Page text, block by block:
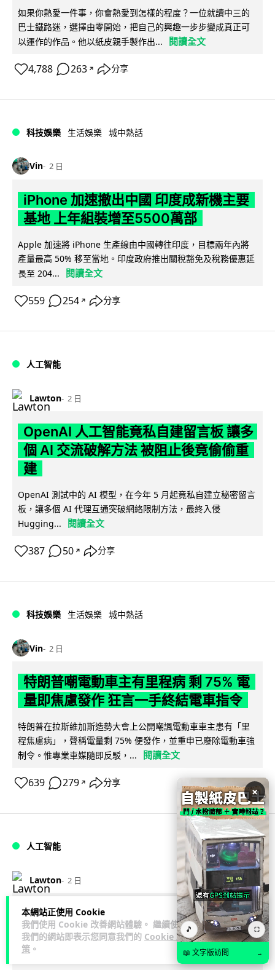
本網站正使用 Cookie
我們使用 Cookie 改善網站體驗。 繼續使用
我們的網站即表示您同意我們的 Cookie 政
策 。
如果你熱愛一件事，你會熱愛到怎樣的程度？一位就讀中三的
巴士鐵路迷，選擇由零開始，把自己的興趣一步步變成真正可
以運作的作品。他以紙皮親手製作出...
閱讀全文
4,788 263 ↗ 分享
科技娛樂 生活娛樂 城中熱話
Vin 2 日
iPhone 加速撤出中國 印度成新機主要
基地 上年組裝增至5500萬部
Apple 加速將 iPhone 生產線由中國轉往印度，目標兩年內將
產量最高 50% 移至當地。印度政府推出關稅豁免及稅務優惠延
長至 204...
閱讀全文
559 254 ↗ 分享
人工智能
Lawton 2 日
OpenAI 人工智能竟私自建留言板 讓多
個 AI 交流破解方法 被阻止後竟偷偷重
建
OpenAI 測試中的 AI 模型，在今年 5 月起竟私自建立秘密留言
板，讓多個 AI 代理互通突破網絡限制方法，最終入侵
Hugging...
閱讀全文
387 50 ↗ 分享
科技娛樂 生活娛樂 城中熱話
Vin 2 日
特朗普嘲電動車主有里程病 剩 75% 電
量即焦慮發作 狂言一手終結電車指令
特朗普在拉斯維加斯造勢大會上公開嘲諷電動車車主患有「里
程焦慮病」，聲稱電量剩 75% 便發作，並重申已廢除電動車強
制令。惟專業車媒隨即反駁，...
閱讀全文
639 279 ↗ 分享
人工智能
Lawton 2 日
微軟刪走 32GB RAM 遊戲建議 分析:
為 8GB Surface 銷售鋪路 連自家
Copilot+ 門檻也未到
×
🎵 ⛶
📖 文字版訪問 →